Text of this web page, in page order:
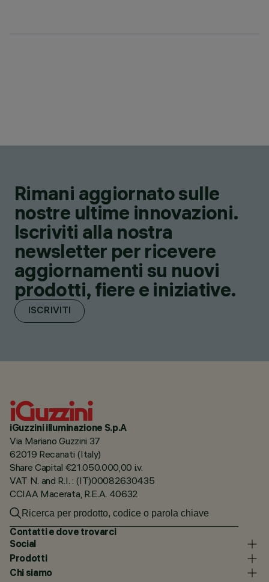
Rimani aggiornato sulle
nostre ultime innovazioni.
Iscriviti alla nostra
newsletter per ricevere
aggiornamenti su nuovi
prodotti, fiere e iniziative.
ISCRIVITI
iGuzzini illuminazione S.p.A
Via Mariano Guzzini 37
62019 Recanati (Italy)
Share Capital €21.050.000,00 i.v.
VAT N. and R.I. : (IT)00082630435
CCIAA Macerata, R.E.A. 40632
Contatti e dove trovarci
Social
Prodotti
Chi siamo